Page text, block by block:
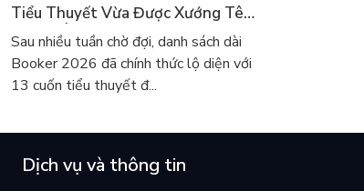
Tiểu Thuyết Vừa Được Xướng Tên
Và Gợi Ý Đọc Cho Người Việt
Sau nhiều tuần chờ đợi, danh sách dài
Booker 2026 đã chính thức lộ diện với
13 cuốn tiểu thuyết đ...
Dịch vụ và thông tin